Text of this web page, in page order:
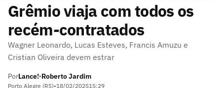
Grêmio viaja com todos os
recém-contratados
Wagner Leonardo, Lucas Esteves, Francis Amuzu e
Cristian Oliveira devem estrar
PorLance!•Roberto Jardim
Porto Alegre (RS)•18/02/202515:29